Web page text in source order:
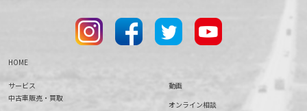
HOME
サービス
中古車販売・買取
動画
オンライン相談